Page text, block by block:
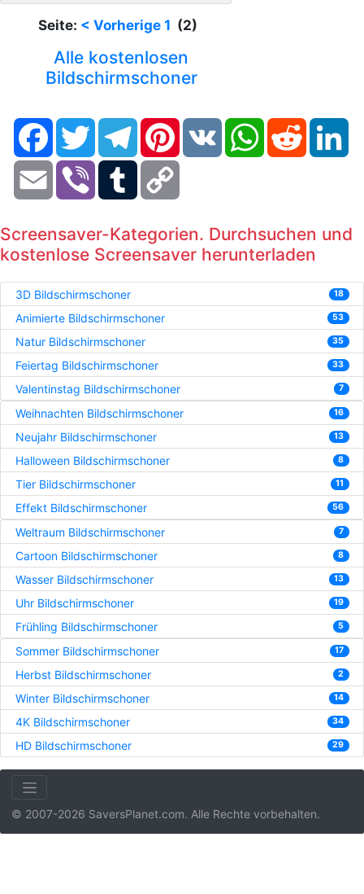
Seite: < Vorherige 1 (2)
Alle kostenlosen
Bildschirmschoner
FacebookTwitter TelegramPinterestVK WhatsAppReddit
Email Viber Tumblr
Screensaver-Kategorien. Durchsuchen und
kostenlose Screensaver herunterladen
3D Bildschirmschoner 18
Animierte Bildschirmschoner 53
Natur Bildschirmschoner 35
Feiertag Bildschirmschoner 33
Valentinstag Bildschirmschoner 7
Weihnachten Bildschirmschoner 16
Neujahr Bildschirmschoner 13
Halloween Bildschirmschoner 8
Tier Bildschirmschoner 11
Effekt Bildschirmschoner 56
Weltraum Bildschirmschoner 7
Cartoon Bildschirmschoner 8
Wasser Bildschirmschoner 13
Uhr Bildschirmschoner 19
Frühling Bildschirmschoner 5
Sommer Bildschirmschoner 17
Herbst Bildschirmschoner 2
Winter Bildschirmschoner 14
4K Bildschirmschoner 34
HD Bildschirmschoner 29
© 2007-2026 SaversPlanet.com. Alle Rechte vorbehalten.